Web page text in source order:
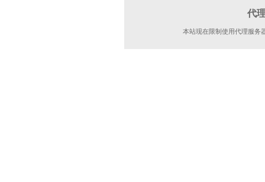
代
本站现在限制使用代理服务